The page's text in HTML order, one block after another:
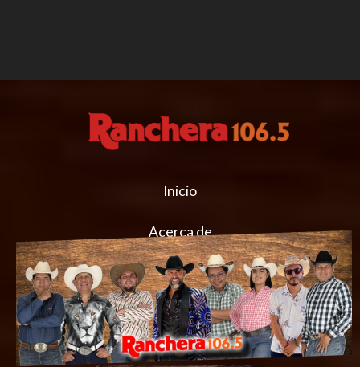
Inicio
Acerca de